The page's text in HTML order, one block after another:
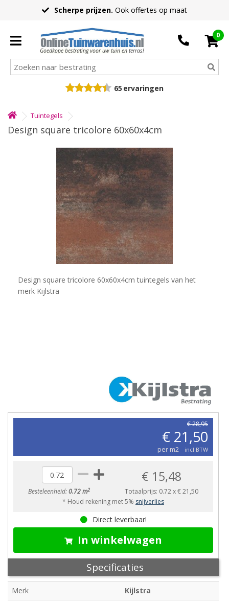
Scherpe prijzen. Ook offertes op maat
Goedkope bestrating voor uw tuin en terras!
0
65 ervaringen
Tuintegels
Design square tricolore 60x60x4cm
Design square tricolore 60x60x4cm tuintegels van het
merk ​Kijlstra
€ 28,95
€ 21,50
per m2 incl BTW
Besteleenheid:0.72 m2
€ 15,48
Totaalprijs: 0.72x€ 21,50
* Houd rekening met 5% snijverlies
Direct leverbaar!
In winkelwagen
Specificaties
Merk
Kijlstra